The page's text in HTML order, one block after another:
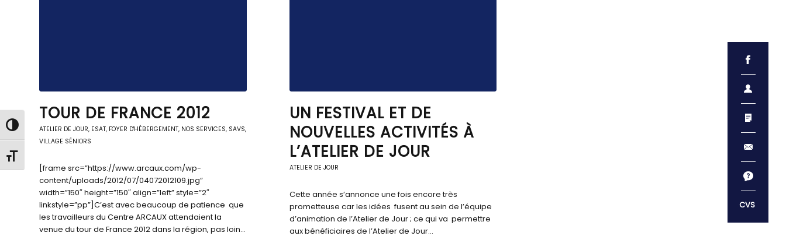
Passer en contraste élevé
Changer la taille de la police
TOUR DE FRANCE 2012
ATELIER DE JOUR, ESAT, FOYER D'HÉBERGEMENT, NOS SERVICES, SAVS,
VILLAGE SÉNIORS
[frame src=”https://www.arcaux.com/wp-
content/uploads/2012/07/04072012109.jpg”
width=”150″ height=”150″ align=”left” style=”2″
linkstyle=”pp”]C’est avec beaucoup de patience que
les travailleurs du Centre ARCAUX attendaient la
venue du tour de France 2012 dans la région, pas loin…
UN FESTIVAL ET DE
NOUVELLES ACTIVITÉS À
L’ATELIER DE JOUR
ATELIER DE JOUR
Cette année s’annonce une fois encore très
prometteuse car les idées fusent au sein de l’équipe
d’animation de l’Atelier de Jour ; ce qui va permettre
aux bénéficiaires de l’Atelier de Jour…